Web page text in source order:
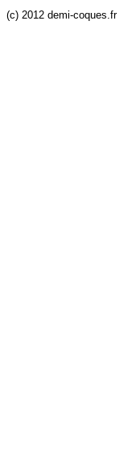
(c) 2012 demi-coques.fr